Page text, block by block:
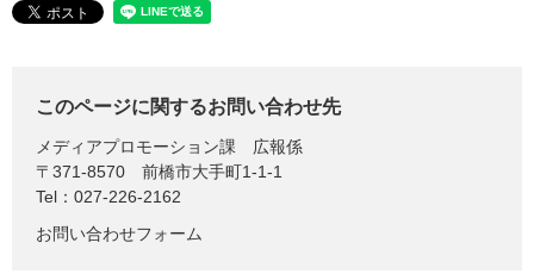
このページに関するお問い合わせ先
メディアプロモーション課
広報係
〒371-8570
前橋市大手町1-1-1
Tel：027-226-2162
お問い合わせフォーム